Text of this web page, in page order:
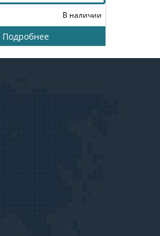
В наличии
Подробнее